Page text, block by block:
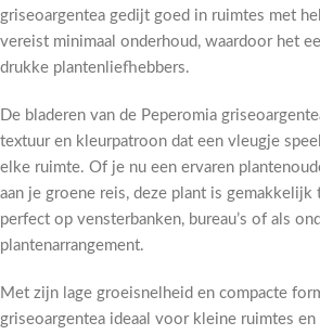
griseoargentea gedijt goed in ruimtes met
vereist minimaal onderhoud, waardoor het
drukke plantenliefhebbers.
De bladeren van de Peperomia
textuur en kleurpatroon dat een vleugje
elke ruimte. Of je nu een ervaren
aan je groene reis, deze plant is gemakkelijk
perfect op vensterbanken, bureau’s of als
plantenarrangement.
Met zijn lage groeisnelheid en compacte
griseoargentea ideaal voor kleine ruimtes